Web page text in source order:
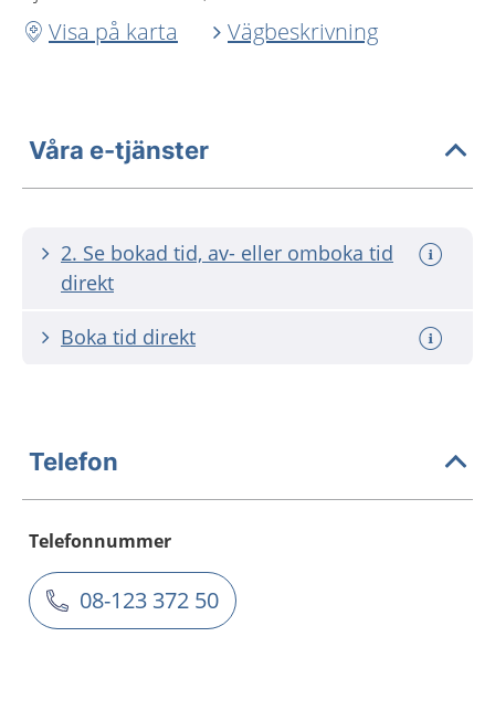
Visa på karta
Vägbeskrivning
Våra e-tjänster
2. Se bokad tid, av- eller omboka tid
direkt
Boka tid direkt
Telefon
Telefonnummer
08-123 372 50